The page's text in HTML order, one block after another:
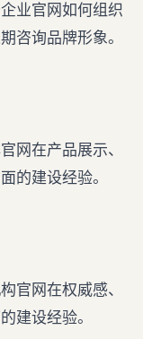
业官网如何组织
咨询品牌形象。
网在产品展示、
的建设经验。
官网在权威感、
建设经验。